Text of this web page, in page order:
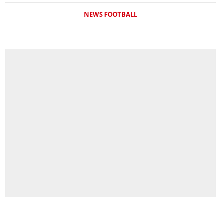
NEWS FOOTBALL